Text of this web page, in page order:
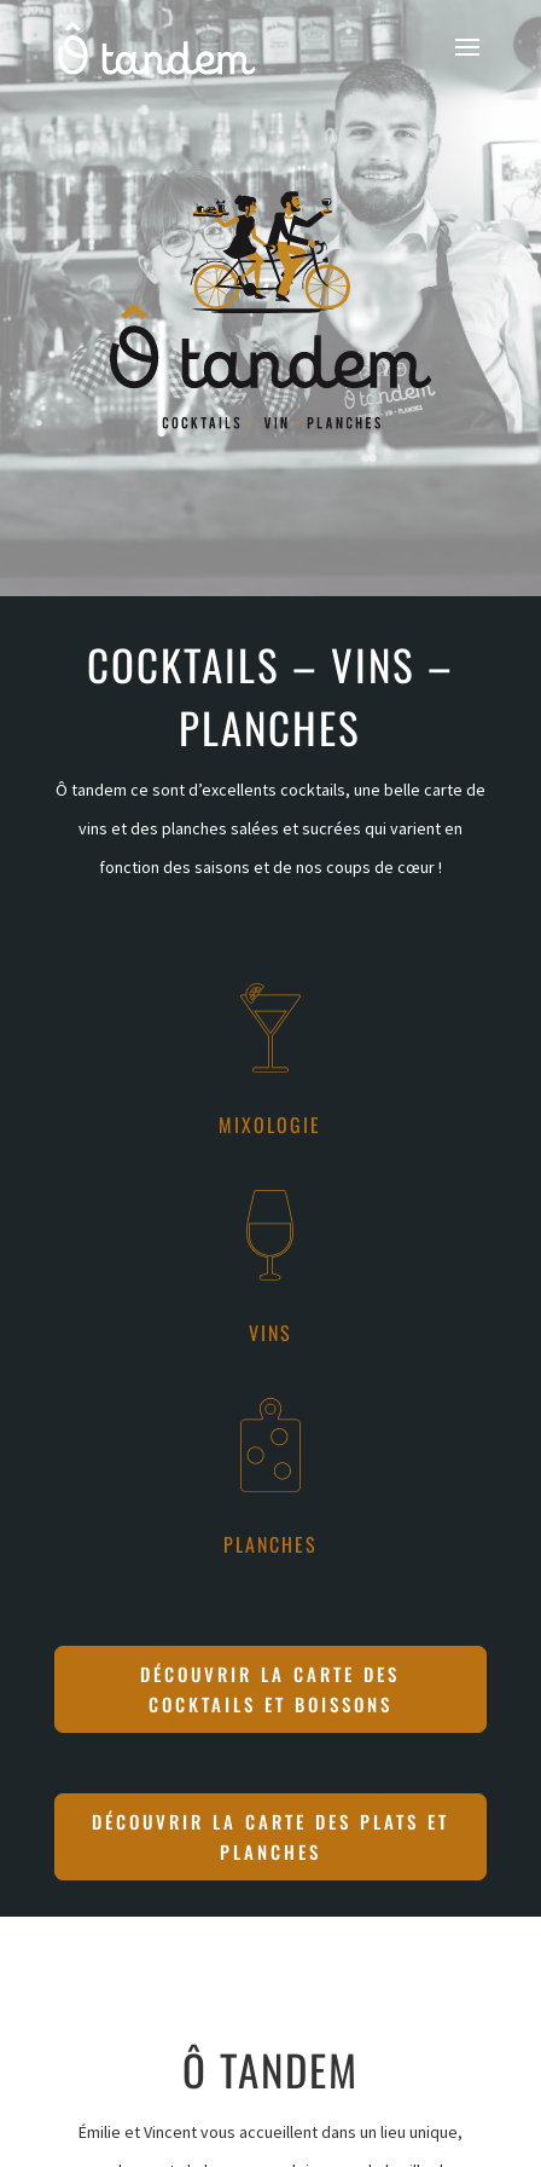
COCKTAILS – VINS –
PLANCHES
Ô tandem ce sont d’excellents cocktails, une belle carte de
vins et des planches salées et sucrées qui varient en
fonction des saisons et de nos coups de cœur !
MIXOLOGIE
VINS
PLANCHES
DÉCOUVRIR LA CARTE DES
COCKTAILS ET BOISSONS
DÉCOUVRIR LA CARTE DES PLATS ET
PLANCHES
Ô TANDEM
Émilie et Vincent vous accueillent dans un lieu unique,